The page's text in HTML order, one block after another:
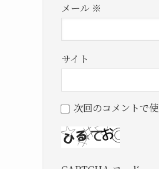
メール ※
サイト
次回のコメントで